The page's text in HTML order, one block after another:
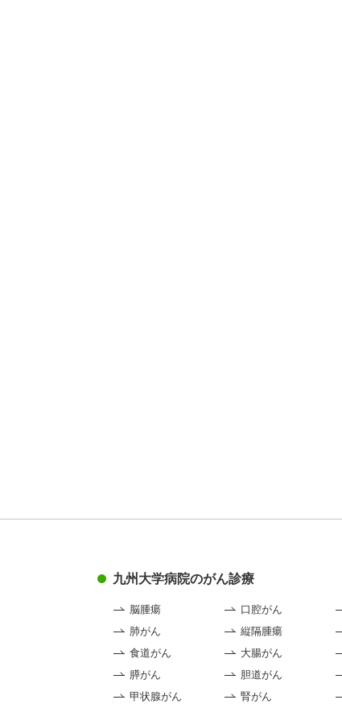
九州大学病院のがん診療
脳腫瘍 口腔がん
肺がん
縦隔腫瘍
食道がん
大腸がん
膵がん
胆道がん
甲状腺がん
腎がん